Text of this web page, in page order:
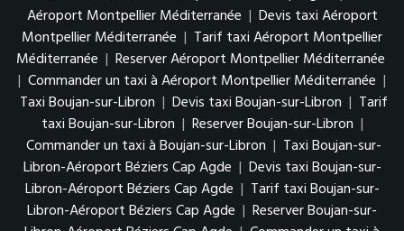
Aéroport Montpellier Méditerranée | Devis taxi Aéroport
Montpellier Méditerranée | Tarif taxi Aéroport Montpellier
Méditerranée | Reserver Aéroport Montpellier Méditerranée
| Commander un taxi à Aéroport Montpellier Méditerranée |
Taxi Boujan-sur-Libron | Devis taxi Boujan-sur-Libron | Tarif
taxi Boujan-sur-Libron | Reserver Boujan-sur-Libron |
Commander un taxi à Boujan-sur-Libron | Taxi Boujan-sur-
Libron-Aéroport Béziers Cap Agde | Devis taxi Boujan-sur-
Libron-Aéroport Béziers Cap Agde | Tarif taxi Boujan-sur-
Libron-Aéroport Béziers Cap Agde | Reserver Boujan-sur-